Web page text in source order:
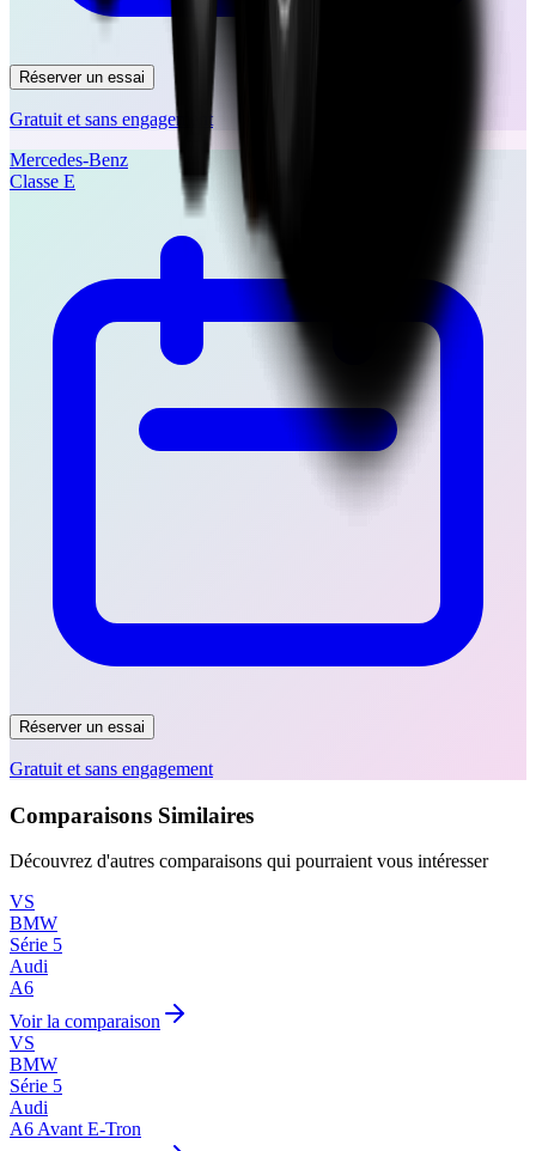
Réserver un essai
Gratuit et sans engagement
Mercedes-Benz
Classe E
Réserver un essai
Gratuit et sans engagement
Comparaisons Similaires
Découvrez d'autres comparaisons qui pourraient vous intéresser
VS
BMW
Série 5
Audi
A6
Voir la comparaison
VS
BMW
Série 5
Audi
A6 Avant E-Tron